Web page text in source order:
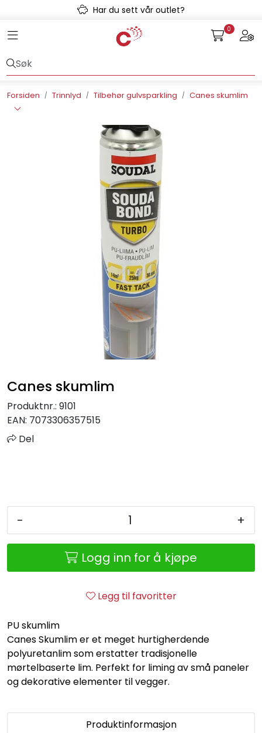
Skip to main contentHar du sett vår outlet?
Toggle navigation 0
Forsiden Trinnlyd Tilbehør gulvsparkling Canes skumlim
Canes skumlim
Produktnr.: 9101
EAN: 7073306357515
Del
- +
Logg inn for å kjøpe
Legg til favoritter
PU skumlim
Canes Skumlim er et meget hurtigherdende
polyuretanlim som erstatter tradisjonelle
mørtelbaserte lim. Perfekt for liming av små paneler
og dekorative elementer til vegger.
Produktinformasjon
Kulvert
Varmeanlegg
Outlet
Retur/reklamasjon